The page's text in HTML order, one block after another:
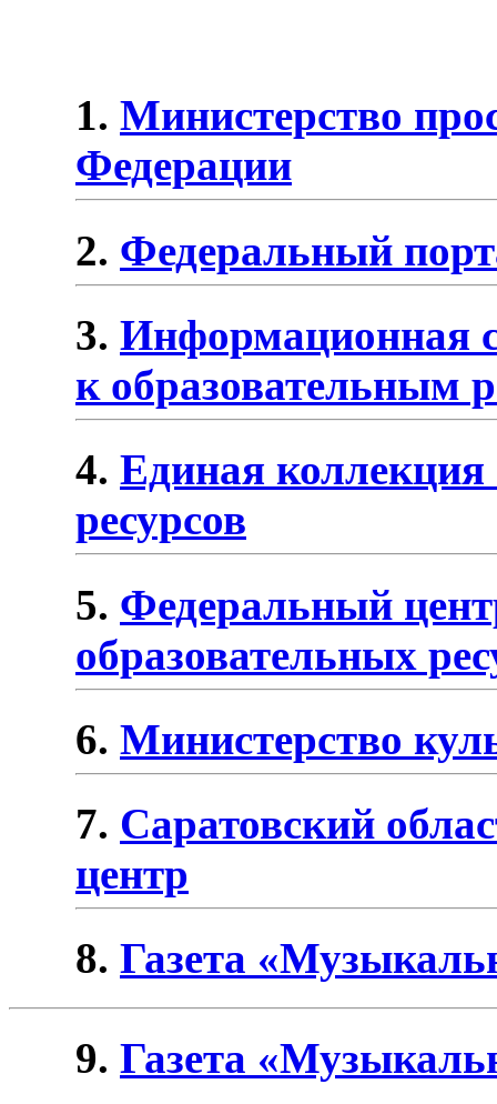
1. Министерство
Федерации
2. Федеральный
3. Информационная
к образовательным
4. Единая
ресурсов
5. Федеральный
образовательных
6. Министерство
7. Саратовский
центр
8. Газета
9. Газета